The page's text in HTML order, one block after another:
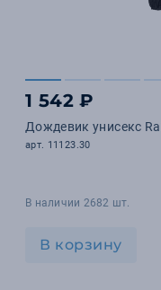
1 542 ₽
Дождевик унисекс
арт. 11123.30
В наличии 2682 шт.
В корзину